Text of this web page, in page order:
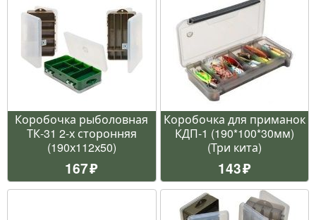
Коробочка рыболовная
ТК-31 2-х сторонняя
(190х112х50)
167
Коробочка для приманок
КДП-1 (190*100*30мм)
(Три кита)
143